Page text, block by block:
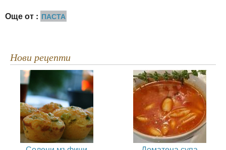
Още от : ПАСТА
Нови рецепти